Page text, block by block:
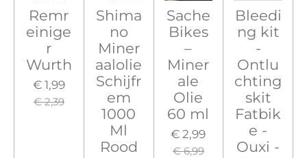
Remr
einige
r
Wurth
€ 1,99
€ 2,39
Shima
no
Miner
aalolie
Schijfr
em
1000
Ml
Rood
Sache
Bikes
–
Miner
ale
Olie
60 ml
€ 2,99
€ 6,99
Bleedi
ng kit
-
Ontlu
chting
skit
Fatbik
e -
Ouxi -